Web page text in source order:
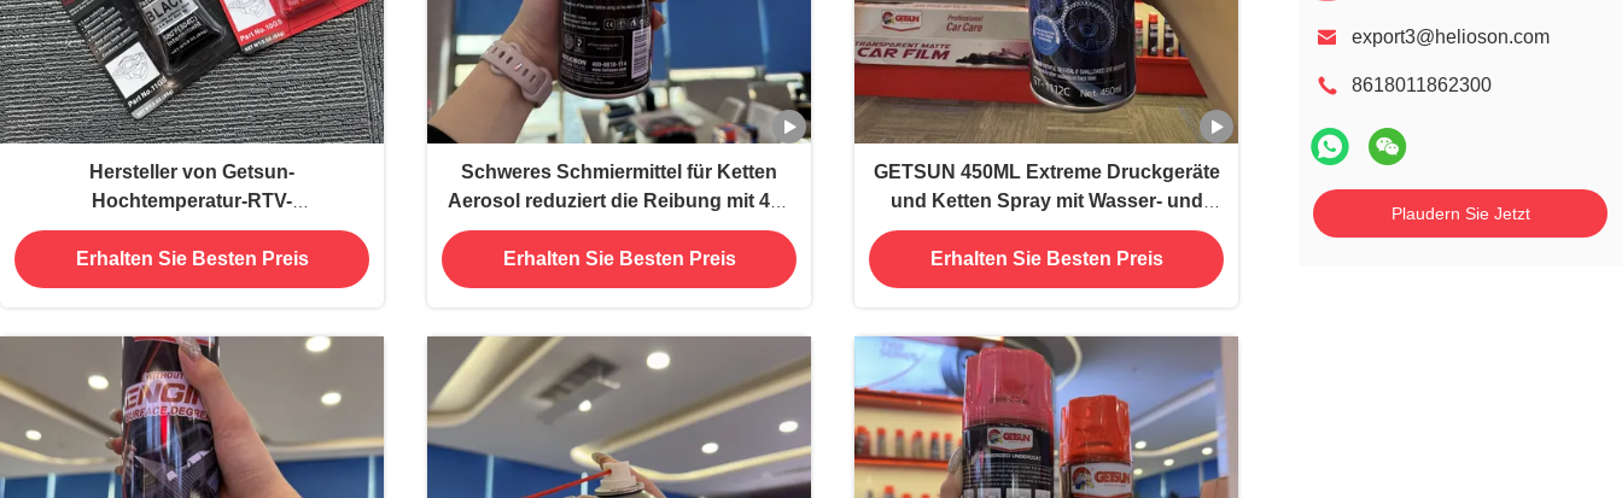
export3@helioson.com
8618011862300
Plaudern Sie Jetzt
Hersteller von Getsun-
Hochtemperatur-RTV-
Silikondichtungen
Erhalten Sie Besten Preis
Schweres Schmiermittel für Ketten
Aerosol reduziert die Reibung mit 450
ml Kapazität für Getriebe und Ketten
Spray
Erhalten Sie Besten Preis
GETSUN 450ML Extreme Druckgeräte
und Ketten Spray mit Wasser- und
Schlammbeständigkeit für Motorrad-
und Fahrradketten
Erhalten Sie Besten Preis